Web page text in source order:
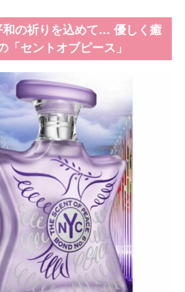
和の祈りを込めて… 優しく癒
「セントオブピース」